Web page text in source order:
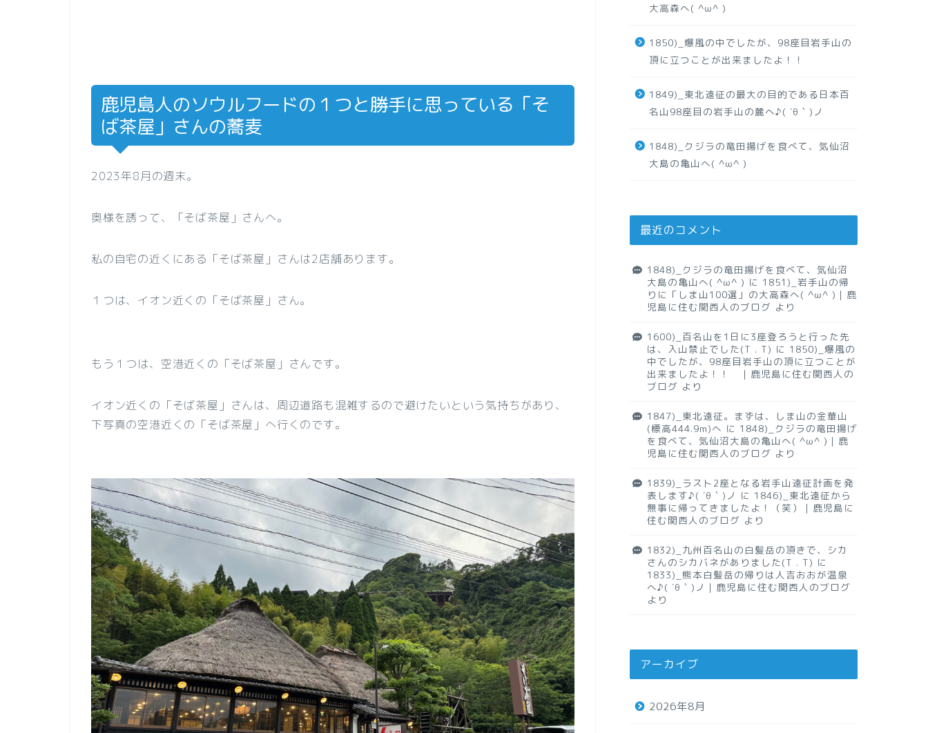
鹿児島人のソウルフードの１つと勝手に思っている「そ
ば茶屋」さんの蕎麦
2023年8月の週末。
奥様を誘って、「そば茶屋」さんへ。
私の自宅の近くにある「そば茶屋」さんは2店舗あります。
１つは、イオン近くの「そば茶屋」さん。
もう１つは、空港近くの「そば茶屋」さんです。
イオン近くの「そば茶屋」さんは、周辺道路も混雑するので避けたいという気持ちがあり、
下写真の空港近くの「そば茶屋」へ行くのです。
大高森へ( ^ω^ )
1850)_爆風の中でしたが、98座目岩手山の
頂に立つことが出来ましたよ！！
1849)_東北遠征の最大の目的である日本百
名山98座目の岩手山の麓へ♪( ´θ｀)ノ
1848)_クジラの竜田揚げを食べて、気仙沼
大島の亀山へ( ^ω^ )
最近のコメント
1848)_クジラの竜田揚げを食べて、気仙沼
大島の亀山へ( ^ω^ ) に 1851)_岩手山の帰
りに「しま山100選」の大高森へ( ^ω^ )｜鹿
児島に住む関西人のブログ より
1600)_百名山を1日に3座登ろうと行った先
は、入山禁止でした(T . T) に 1850)_爆風の
中でしたが、98座目岩手山の頂に立つことが
出来ましたよ！！ ｜鹿児島に住む関西人の
ブログ より
1847)_東北遠征。まずは、しま山の金華山
(標高444.9m)へ に 1848)_クジラの竜田揚げ
を食べて、気仙沼大島の亀山へ( ^ω^ )｜鹿
児島に住む関西人のブログ より
1839)_ラスト2座となる岩手山遠征計画を発
表します♪( ´θ｀)ノ に 1846)_東北遠征から
無事に帰ってきましたよ！（笑）｜鹿児島に
住む関西人のブログ より
1832)_九州百名山の白髪岳の頂きで、シカ
さんのシカバネがありました(T . T) に
1833)_熊本白髪岳の帰りは人吉おおが温泉
へ♪( ´θ｀)ノ｜鹿児島に住む関西人のブログ
より
アーカイブ
2026年8月